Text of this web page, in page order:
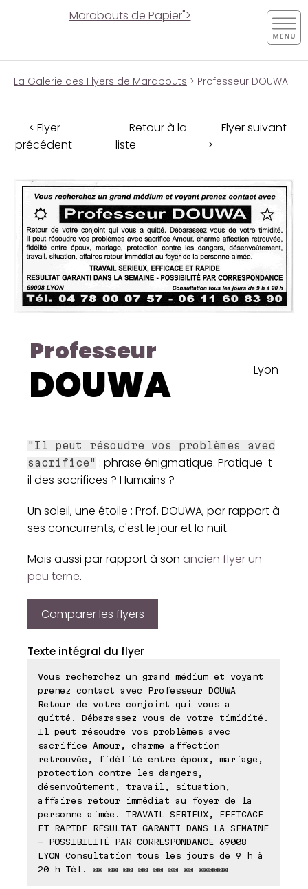
Marabouts de Papier">
La Galerie des Flyers de Marabouts > Professeur DOUWA
< Flyer
précédent
Retour à la
liste
Flyer suivant
>
Professeur
DOUWA Lyon
"Il peut résoudre vos problèmes avec
sacrifice" : phrase énigmatique. Pratique-t-
il des sacrifices ? Humains ?
Un soleil, une étoile : Prof. DOUWA, par rapport à
ses concurrents, c'est le jour et la nuit.
Mais aussi par rapport à son ancien flyer un
peu terne.
Comparer les flyers
Texte intégral du flyer
Vous recherchez un grand médium et voyant
prenez contact avec Professeur DOUWA
Retour de votre conjoint qui vous a
quitté. Débarassez vous de votre timidité.
Il peut résoudre vos problèmes avec
sacrifice Amour, charme affection
retrouvée, fidélité entre époux, mariage,
protection contre les dangers,
désenvoûtement, travail, situation,
affaires retour immédiat au foyer de la
personne aimée. TRAVAIL SERIEUX, EFFICACE
ET RAPIDE RESULTAT GARANTI DANS LA SEMAINE
- POSSIBILITÉ PAR CORRESPONDANCE 69008
LYON Consultation tous les jours de 9 h à
20 h Tél. ⊠⊠ ⊠⊠ ⊠⊠ ⊠⊠ ⊠⊠ ⊠⊠ ⊠⊠ ⊠⊠⊠⊠⊠⊠